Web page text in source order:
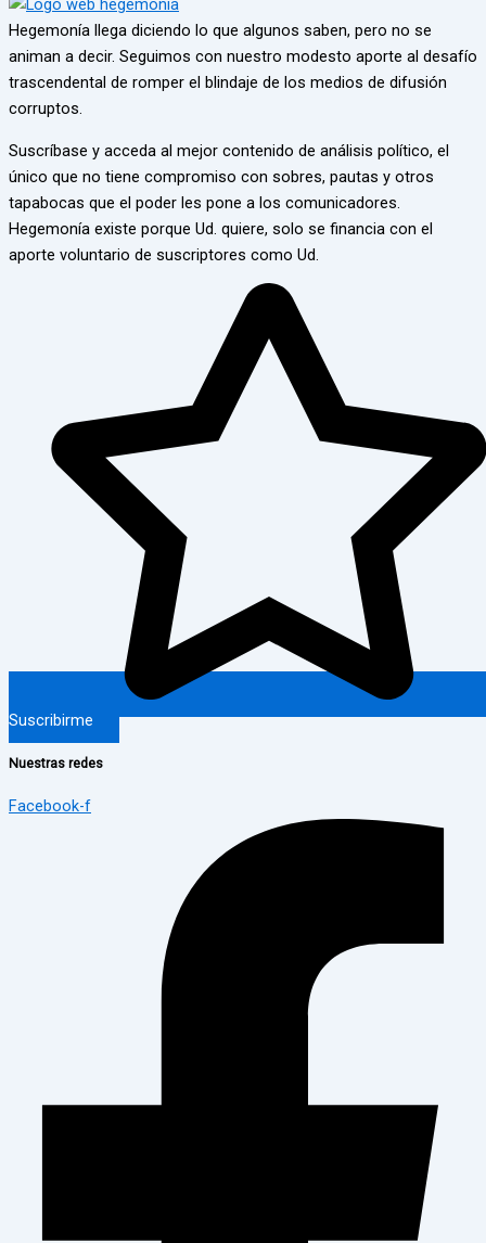
Hegemonía llega diciendo lo que algunos saben, pero no se
animan a decir. Seguimos con nuestro modesto aporte al desafío
trascendental de romper el blindaje de los medios de difusión
corruptos.
Suscríbase y acceda al mejor contenido de análisis político, el
único que no tiene compromiso con sobres, pautas y otros
tapabocas que el poder les pone a los comunicadores.
Hegemonía existe porque Ud. quiere, solo se financia con el
aporte voluntario de suscriptores como Ud.
Suscribirme
Nuestras redes
Facebook-f